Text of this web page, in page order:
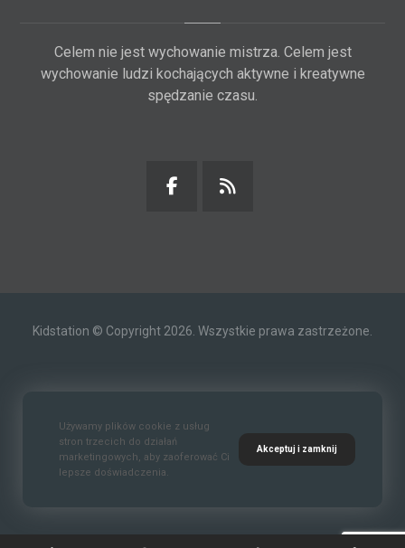
Celem nie jest wychowanie mistrza. Celem jest
wychowanie ludzi kochających aktywne i kreatywne
spędzanie czasu.
Kidstation © Copyright 2026. Wszystkie prawa zastrzeżone.
Używamy plików cookie z usług
stron trzecich do działań
marketingowych, aby zaoferować Ci
lepsze doświadczenia.
Akceptuj i zamknij